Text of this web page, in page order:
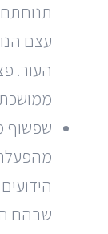
עצם
העור.
שפשוף
מהפעלת
שבהם